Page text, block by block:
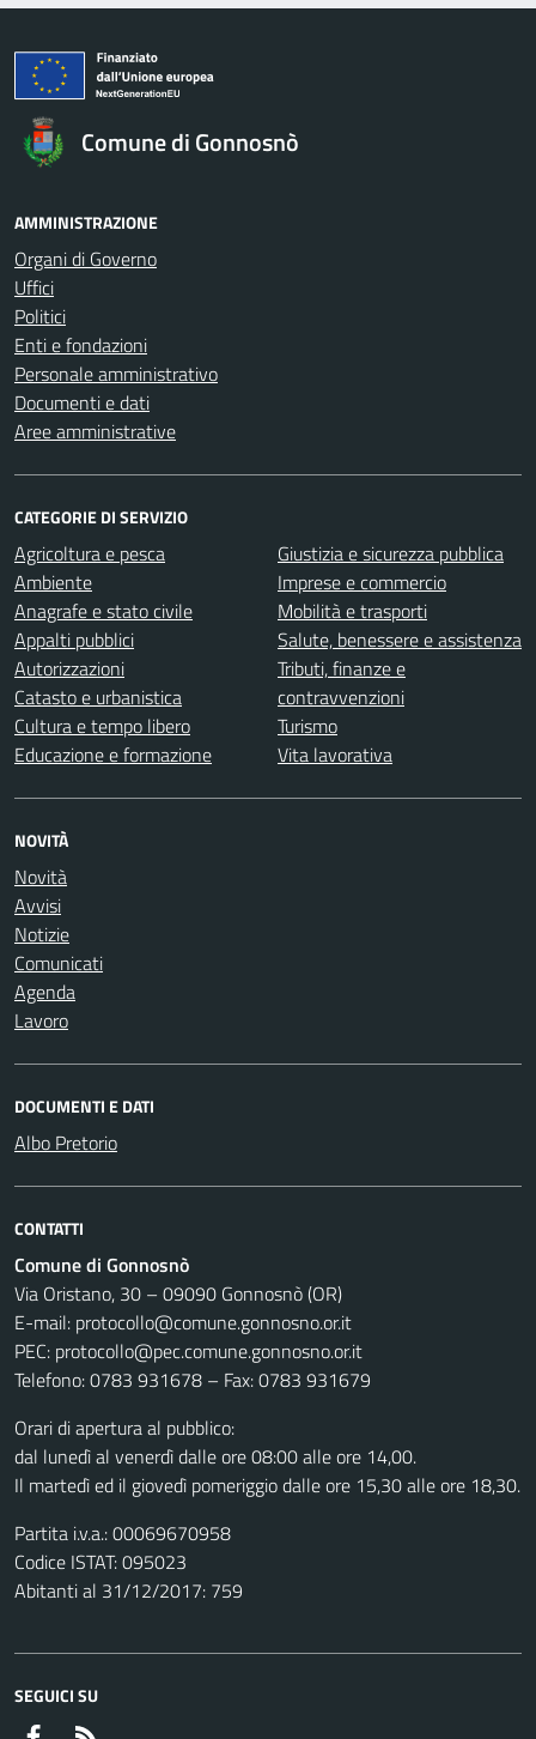
Comune di Gonnosnò
AMMINISTRAZIONE
Organi di Governo
Uffici
Politici
Enti e fondazioni
Personale amministrativo
Documenti e dati
Aree amministrative
CATEGORIE DI SERVIZIO
Agricoltura e pesca
Ambiente
Anagrafe e stato civile
Appalti pubblici
Autorizzazioni
Catasto e urbanistica
Cultura e tempo libero
Educazione e formazione
Giustizia e sicurezza pubblica
Imprese e commercio
Mobilità e trasporti
Salute, benessere e assistenza
Tributi, finanze e
contravvenzioni
Turismo
Vita lavorativa
NOVITÀ
Novità
Avvisi
Notizie
Comunicati
Agenda
Lavoro
DOCUMENTI E DATI
Albo Pretorio
CONTATTI
Comune di Gonnosnò
Via Oristano, 30 – 09090 Gonnosnò (OR)
E-mail: protocollo@comune.gonnosno.or.it
PEC: protocollo@pec.comune.gonnosno.or.it
Telefono: 0783 931678 – Fax: 0783 931679
Orari di apertura al pubblico:
dal lunedì al venerdì dalle ore 08:00 alle ore 14,00.
Il martedì ed il giovedì pomeriggio dalle ore 15,30 alle ore 18,30.
Partita i.v.a.: 00069670958
Codice ISTAT: 095023
Abitanti al 31/12/2017: 759
SEGUICI SU